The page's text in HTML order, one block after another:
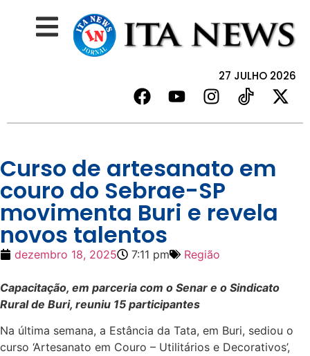
27 JULHO 2026
Curso de artesanato em
couro do Sebrae-SP
movimenta Buri e revela
novos talentos
dezembro 18, 2025 7:11 pm Região
Capacitação, em parceria com o Senar e o Sindicato
Rural de Buri, reuniu 15 participantes
Na última semana, a Estância da Tata, em Buri, sediou o
curso ‘Artesanato em Couro – Utilitários e Decorativos’,